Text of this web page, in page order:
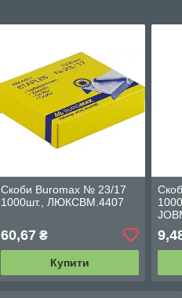
Скоби Buromax № 23/17
1000шт., ЛЮКСВМ.4407
60,67₴
Купити